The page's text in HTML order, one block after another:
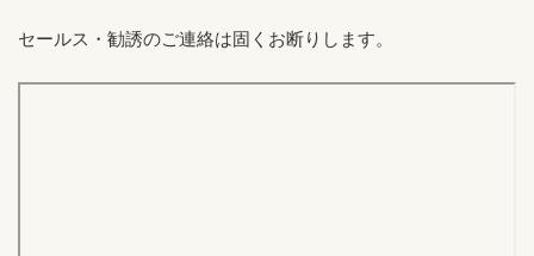
セールス・勧誘のご連絡は固くお断りします。